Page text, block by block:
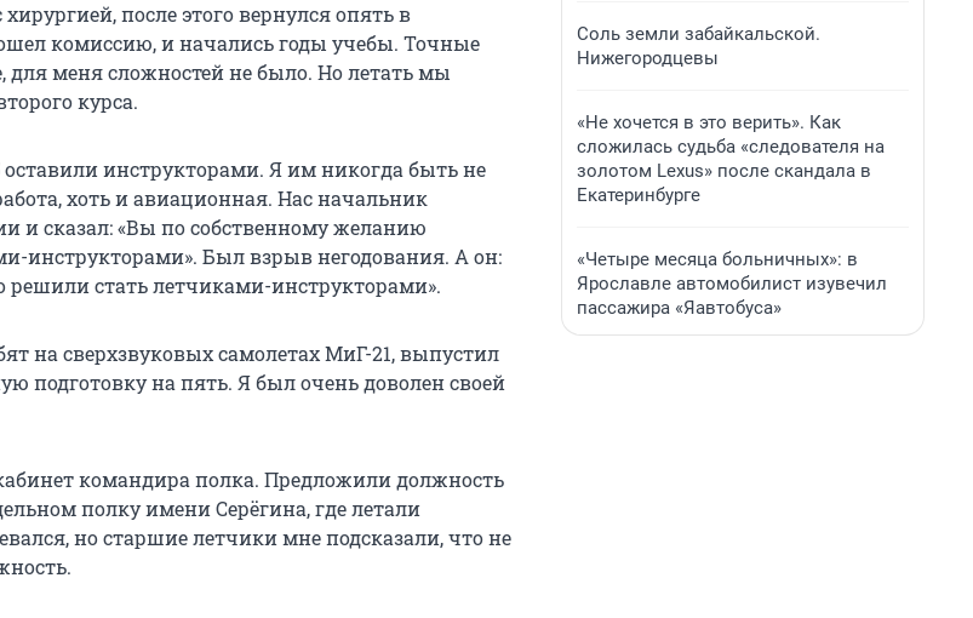
после этого вернулся опять в
комиссию, и начались годы учебы. Точные
меня сложностей не было. Но летать мы
курса.
оставили инструкторами. Я им никогда быть не
хоть и авиационная. Нас начальник
и сказал: «Вы по собственному желанию
инструкторами». Был взрыв негодования. А он:
решили стать летчиками-инструкторами».
на сверхзвуковых самолетах МиГ-21, выпустил
подготовку на пять. Я был очень доволен своей
командира полка. Предложили должность
полку имени Серёгина, где летали
но старшие летчики мне подсказали, что не
Соль земли забайкальской.
Нижегородцевы
«Не хочется в это верить». Как
сложилась судьба «следователя на
золотом Lexus» после скандала в
Екатеринбурге
«Четыре месяца больничных»: в
Ярославле автомобилист изувечил
пассажира «Яавтобуса»